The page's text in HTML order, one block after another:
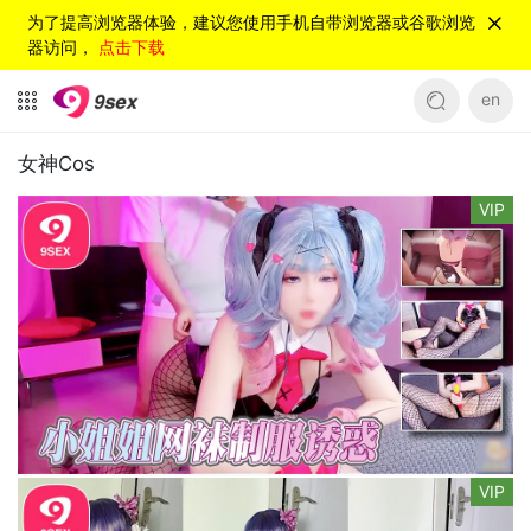
为了提高浏览器体验，建议您使用手机自带浏览器或谷歌浏览
器访问， 点击下载
en
女神Cos
VIP
VIP